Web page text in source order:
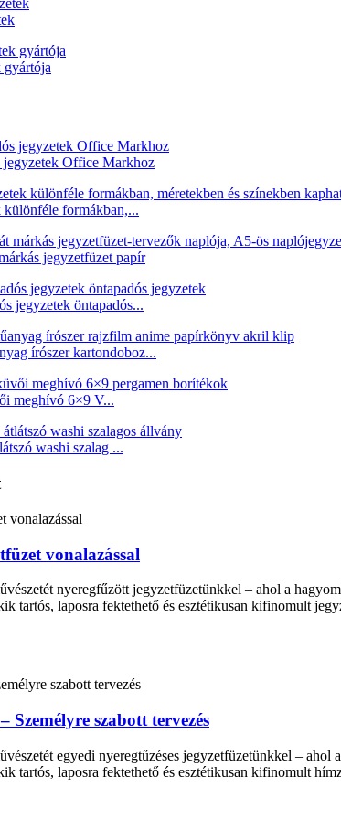
gyártója
jegyzetek Office Markhoz
különféle formákban,...
jegyzetfüzet papír
jegyzetek öntapadós...
írószer kartondoboz...
meghívó 6×9 V...
washi szalag ...
vonalazással
nyeregfűzött jegyzetfüzetünkkel – ahol a
tartós, laposra fektethető és esztétikusan kifinomult
Személyre szabott tervezés
egyedi nyeregtűzéses jegyzetfüzetünkkel –
tartós, laposra fektethető és esztétikusan kifinomult